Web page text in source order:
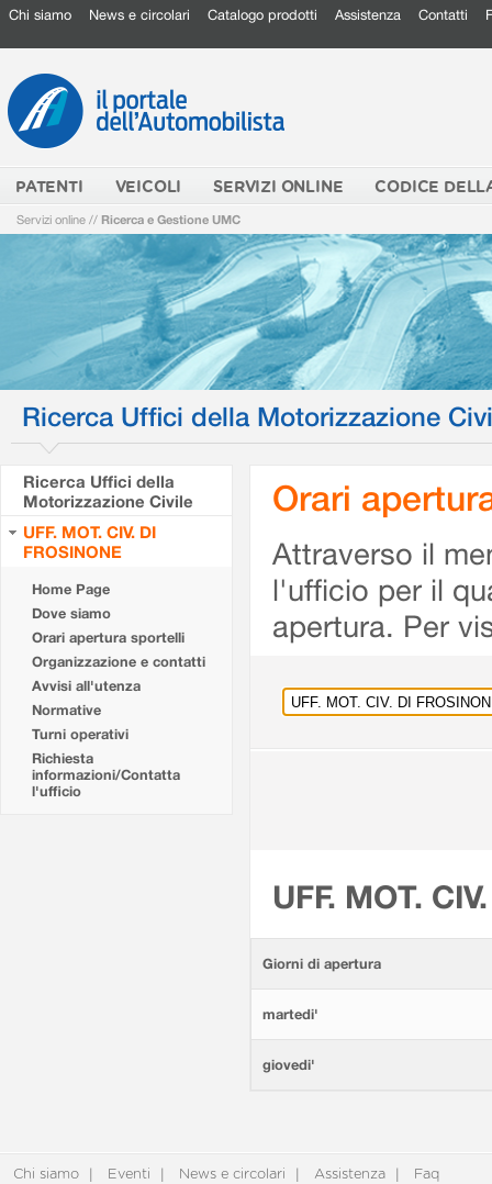
Chi siamo News e circolari Catalogo prodotti Assistenza Contatti
PATENTI VEICOLI SERVIZI ONLINE CODICE
Servizi online // Ricerca e Gestione UMC
Ricerca Uffici della Motorizzazione
Ricerca Uffici della
Motorizzazione Civile
UFF. MOT. CIV. DI
FROSINONE
Home Page
Dove siamo
Orari apertura sportelli
Organizzazione e contatti
Avvisi all'utenza
Normative
Turni operativi
Richiesta
informazioni/Contatta
l'ufficio
Orari
Attraverso il
l'ufficio per il
apertura. Per
UFF. MOT.
Giorni di apertura
martedi'
giovedi'
Chi siamo Eventi News e circolari Assistenza Faq